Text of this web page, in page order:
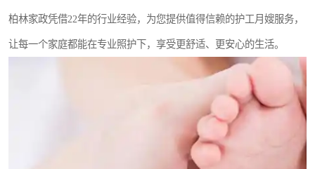
柏林家政凭借22年的行业经验，为您提供值得信赖的护工月嫂服务，
让每一个家庭都能在专业照护下，享受更舒适、更安心的生活。